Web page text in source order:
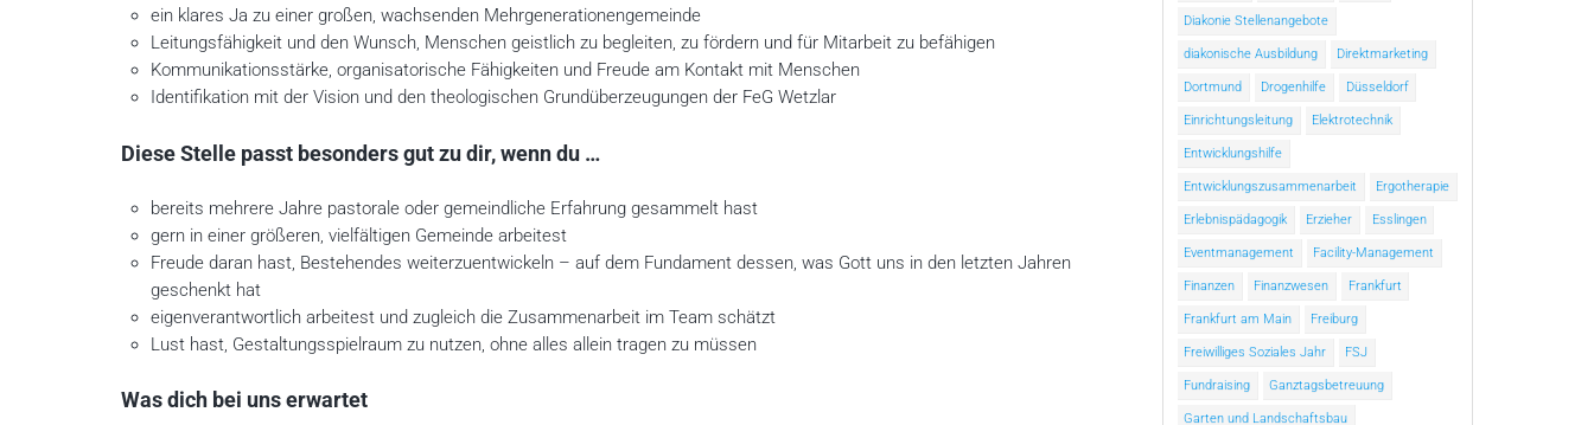
ein klares Ja zu einer großen, wachsenden Mehrgenerationengemeinde
Leitungsfähigkeit und den Wunsch, Menschen geistlich zu begleiten, zu fördern und für Mitarbeit zu befähigen
Kommunikationsstärke, organisatorische Fähigkeiten und Freude am Kontakt mit Menschen
Identifikation mit der Vision und den theologischen Grundüberzeugungen der FeG Wetzlar
Diese Stelle passt besonders gut zu dir, wenn du …
bereits mehrere Jahre pastorale oder gemeindliche Erfahrung gesammelt hast
gern in einer größeren, vielfältigen Gemeinde arbeitest
Freude daran hast, Bestehendes weiterzuentwickeln – auf dem Fundament dessen, was Gott uns in den letzten Jahren
geschenkt hat
eigenverantwortlich arbeitest und zugleich die Zusammenarbeit im Team schätzt
Lust hast, Gestaltungsspielraum zu nutzen, ohne alles allein tragen zu müssen
Was dich bei uns erwartet
Diakonie Stellenangebote
diakonische Ausbildung Direktmarketing
Dortmund Drogenhilfe Düsseldorf
Einrichtungsleitung Elektrotechnik
Entwicklungshilfe
Entwicklungszusammenarbeit Ergotherapie
Erlebnispädagogik Erzieher Esslingen
Eventmanagement Facility-Management
Finanzen Finanzwesen Frankfurt
Frankfurt am Main Freiburg
Freiwilliges Soziales Jahr FSJ
Fundraising Ganztagsbetreuung
Garten und Landschaftsbau